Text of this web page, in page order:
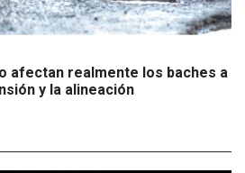
afectan realmente los baches a
y la alineación